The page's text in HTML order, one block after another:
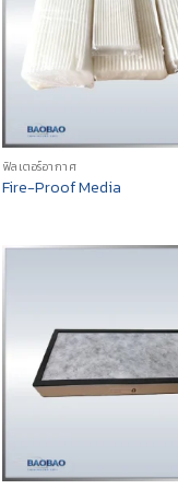
ฟิลเตอร์อากาศ
Fire-Proof Media